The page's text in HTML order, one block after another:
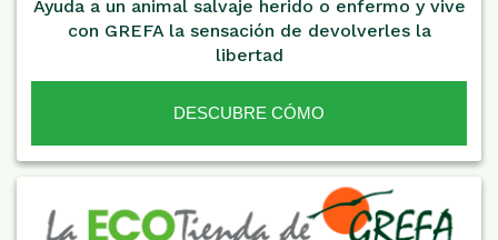
Ayuda a un animal salvaje herido o enfermo y vive
con GREFA la sensación de devolverles la
libertad
DESCUBRE CÓMO